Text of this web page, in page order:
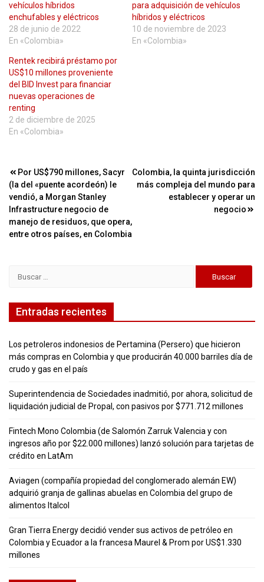
vehículos híbridos
enchufables y eléctricos
28 de junio de 2022
En «Colombia»
para adquisición de vehículos
híbridos y eléctricos
10 de noviembre de 2023
En «Colombia»
Rentek recibirá préstamo por
US$10 millones proveniente
del BID Invest para financiar
nuevas operaciones de
renting
2 de diciembre de 2025
En «Colombia»
Navegación
de
entradas
Por US$790 millones, Sacyr
(la del «puente acordeón) le
vendió, a Morgan Stanley
Infrastructure negocio de
manejo de residuos, que opera,
entre otros países, en Colombia
Colombia, la quinta jurisdicción
más compleja del mundo para
establecer y operar un
negocio
Entradas recientes
Los petroleros indonesios de Pertamina (Persero) que hicieron
más compras en Colombia y que producirán 40.000 barriles día de
crudo y gas en el país
Superintendencia de Sociedades inadmitió, por ahora, solicitud de
liquidación judicial de Propal, con pasivos por $771.712 millones
Fintech Mono Colombia (de Salomón Zarruk Valencia y con
ingresos año por $22.000 millones) lanzó solución para tarjetas de
crédito en LatAm
Aviagen (compañía propiedad del conglomerado alemán EW)
adquirió granja de gallinas abuelas en Colombia del grupo de
alimentos Italcol
Gran Tierra Energy decidió vender sus activos de petróleo en
Colombia y Ecuador a la francesa Maurel & Prom por US$1.330
millones